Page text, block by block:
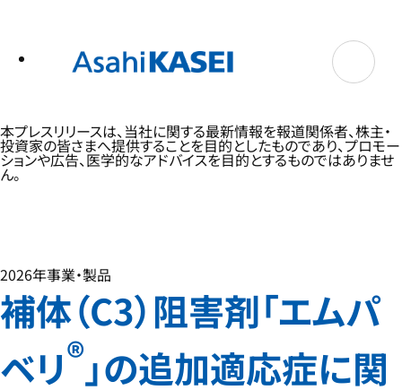
本プレスリリースは、当社に関する最新情報を報道関係者、株主・
投資家の皆さまへ提供することを目的としたものであり、プロモー
ションや広告、医学的なアドバイスを目的とするものではありませ
ん。
2026年事業・製品
補体（C3）阻害剤「エムパ
ベリ®」の追加適応症に関